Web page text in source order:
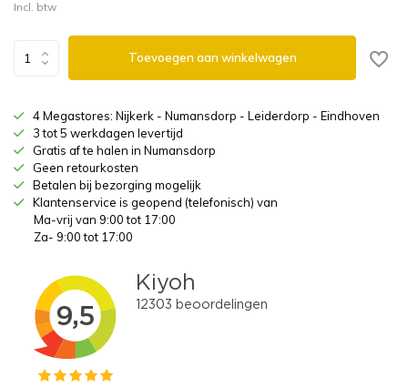
Incl. btw
Toevoegen aan winkelwagen
4 Megastores: Nijkerk - Numansdorp - Leiderdorp - Eindhoven
3 tot 5 werkdagen levertijd
Gratis af te halen in Numansdorp
Geen retourkosten
Betalen bij bezorging mogelijk
Klantenservice is geopend (telefonisch) van
Ma-vrij van 9:00 tot 17:00
Za- 9:00 tot 17:00